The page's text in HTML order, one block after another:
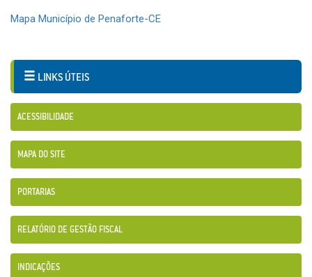
Mapa Município de Penaforte-CE
LINKS ÚTEIS
ACESSIBILIDADE
MAPA DO SITE
PORTARIAS
RELATÓRIO DE GESTÃO FISCAL
INDICAÇÕES